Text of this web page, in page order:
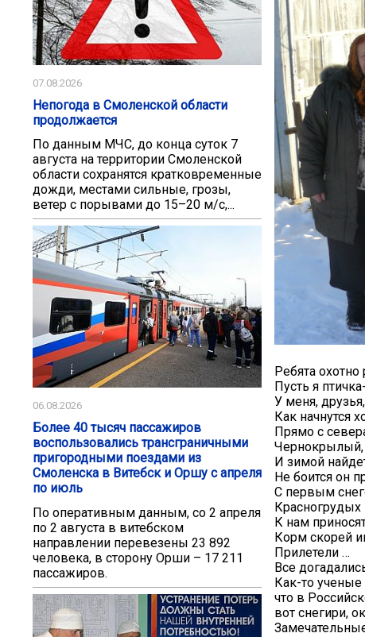
07.08.2026
Непогода в Смоленской области
продолжается
По данным МЧС, до конца суток 7
августа на территории Смоленской
области сохранятся кратковременные
дожди, местами сильные, грозы,
ветер с порывами до 15–20 м/с,...
06.08.2026
Более 40 тысяч пассажиров
воспользовались трансграничными
пригородными поездами из
Смоленска в Витебск и Оршу с апреля
по июль
По оперативным данным, со 2 апреля
по 2 августа в витебском
направлении перевезены 23 892
человека, в сторону Орши – 17 211
пассажиров.
Ребята
Пусть я
У меня,
Как начнутся
Прямо с
Чернокрылый,
И зимой
Не боится он
С первым
К нам
Корм скорей
Прилетели …
Все
Как-то
что в
вот снегири,